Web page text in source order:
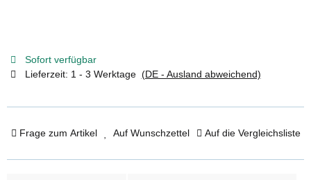
Sofort verfügbar
Lieferzeit: 1 - 3 Werktage (DE - Ausland abweichend)
Frage zum Artikel Auf Wunschzettel Auf die Vergleichsliste